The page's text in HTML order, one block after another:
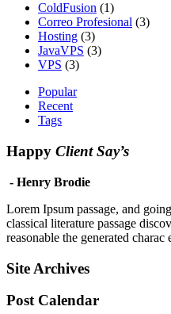
ColdFusion (1)
Correo Profesional (3)
Hosting (3)
JavaVPS (3)
VPS (3)
Popular
Recent
Tags
Happy Client Say’s
- Henry Brodie
Lorem Ipsum passage, and
classical literature passage
reasonable the generated charac
Site Archives
Post Calendar